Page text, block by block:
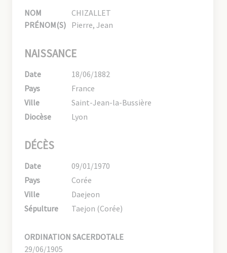
NOM
CHIZALLET
PRÉNOM(S) Pierre, Jean
NAISSANCE
Date
18/06/1882
Pays
France
Ville
Saint-Jean-la-Bussière
Diocèse
Lyon
DÉCÈS
Date
09/01/1970
Pays
Corée
Ville
Daejeon
Sépulture
Taejon (Corée)
ORDINATION SACERDOTALE
29/06/1905